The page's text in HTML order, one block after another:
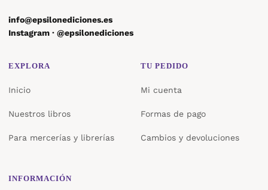
info@epsilonediciones.es
Instagram · @epsilonediciones
EXPLORA
Inicio
Nuestros libros
Para mercerías y librerías
TU PEDIDO
Mi cuenta
Formas de pago
Cambios y devoluciones
INFORMACIÓN